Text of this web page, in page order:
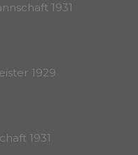
1931
1929
1931